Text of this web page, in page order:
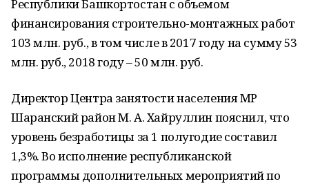
Республики Башкортостан с объемом
финансирования строительно-монтажных работ
103 млн. руб., в том числе в 2017 году на сумму 53
млн. руб., 2018 году – 50 млн. руб.
Директор Центра занятости населения МР
Шаранский район М. А. Хайруллин пояснил, что
уровень безработицы за 1 полугодие составил
1,3%. Во исполнение республиканской
программы дополнительных мероприятий по